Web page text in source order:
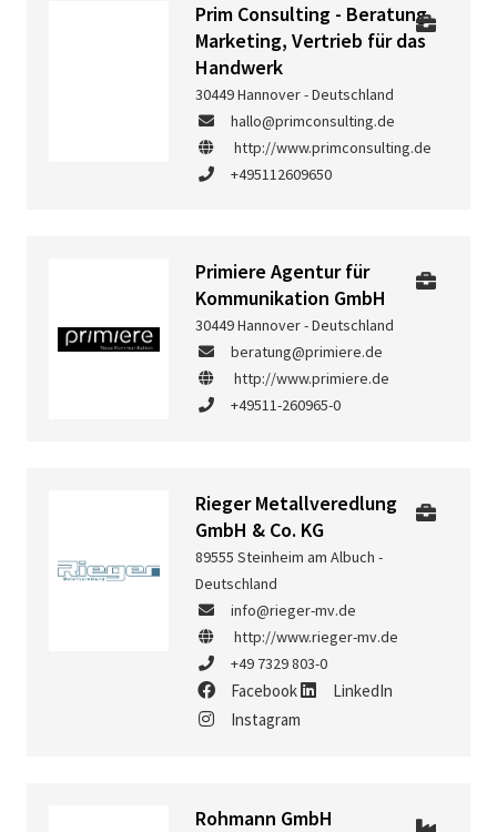
Prim Consulting - Beratung
Marketing, Vertrieb für das
Handwerk
30449 Hannover - Deutschland
hallo@primconsulting.de
http://www.primconsulting.de
+495112609650
Primiere Agentur für
Kommunikation GmbH
30449 Hannover - Deutschland
beratung@primiere.de
http://www.primiere.de
+49511-260965-0
Rieger Metallveredlung
GmbH & Co. KG
89555 Steinheim am Albuch -
Deutschland
info@rieger-mv.de
http://www.rieger-mv.de
+49 7329 803-0
Facebook
LinkedIn
Instagram
Rohmann GmbH